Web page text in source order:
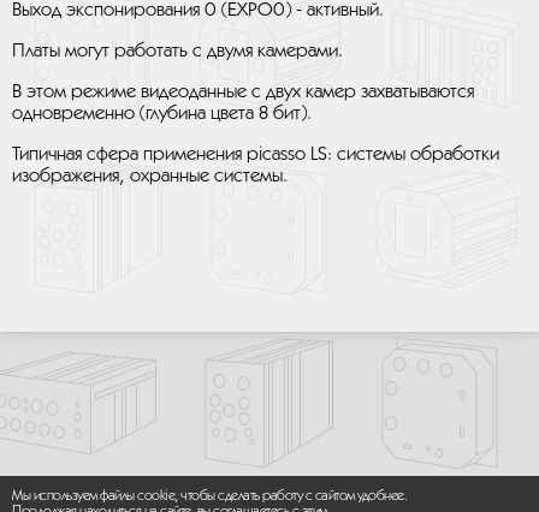
Выход экспонирования 0 (ЕХРО0) - активный.
Платы могут работать с двумя камерами.
В этом режиме видеоданные с двух камер захватываются
одновременно (глубина цвета 8 бит).
Типичная сфера применения picasso LS: системы обработки
изображения, охранные системы.
Мы используем файлы cookie, чтобы сделать работу с сайтом удобнее.